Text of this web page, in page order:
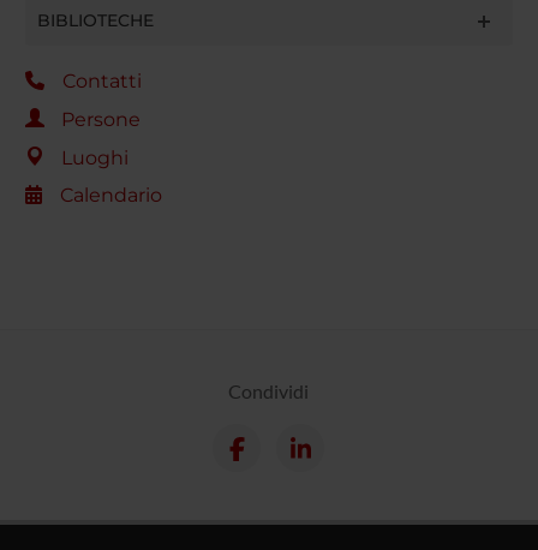
BIBLIOTECHE
Contatti
Persone
Luoghi
Calendario
Condividi